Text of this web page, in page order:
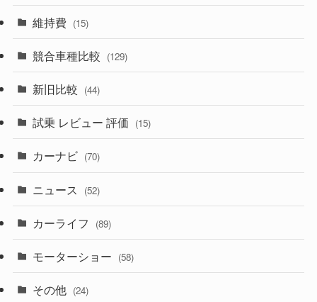
(357)
(328)
(194)
(230)
(253)
(85)
(84)
(14)
(222)
(50)
(43)
(6)
(9)
(58)
(28)
(27)
(26)
(3)
(3)
(5)
(1)
(5)
(7)
(5)
維持費 (15)
競合車種比較 (129)
新旧比較 (44)
試乗 レビュー 評価 (15)
カーナビ (70)
ニュース (52)
カーライフ (89)
モーターショー (58)
その他 (24)